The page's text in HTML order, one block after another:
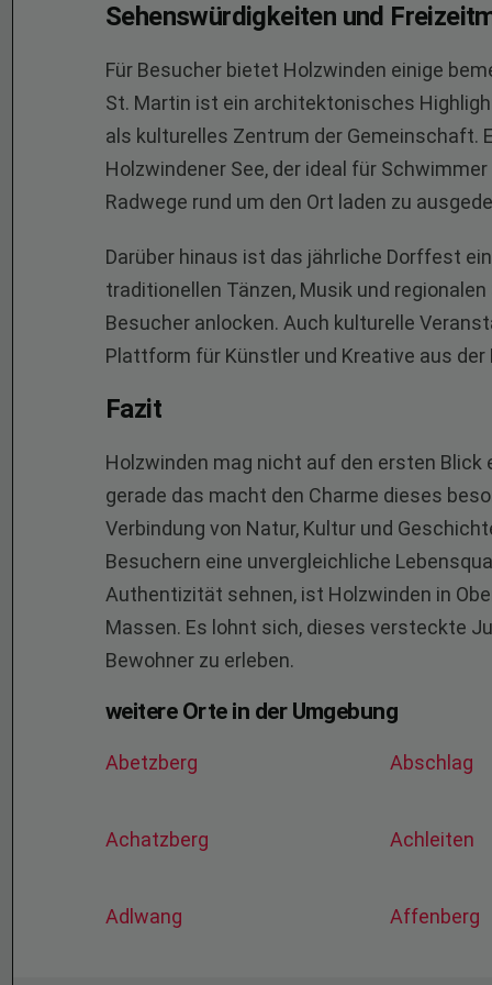
Sehenswürdigkeiten und
Für Besucher bietet Holzwinden einige
St. Martin ist ein architektonisches
als kulturelles Zentrum der Gemeinschaft.
Holzwindener See, der ideal für
Radwege rund um den Ort laden zu
Darüber hinaus ist das jährliche Dorffest
traditionellen Tänzen, Musik und
Besucher anlocken. Auch kulturelle
Plattform für Künstler und Kreative aus der
Fazit
Holzwinden mag nicht auf den ersten
gerade das macht den Charme dieses
Verbindung von Natur, Kultur und
Besuchern eine unvergleichliche
Authentizität sehnen, ist Holzwinden in
Massen. Es lohnt sich, dieses versteckte
Bewohner zu erleben.
weitere Orte in der Umgebung
Abetzberg Abschlag
Achatzberg Achleiten
Adlwang Affenberg